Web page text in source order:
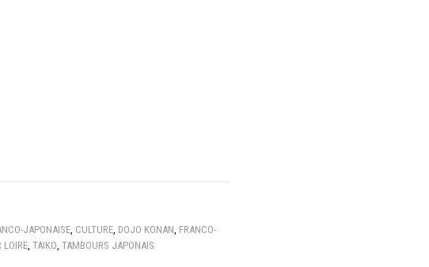
JAPONAISE, CULTURE, DOJO KONAN, FRANCO-
LOIRE, TAIKO, TAMBOURS JAPONAIS